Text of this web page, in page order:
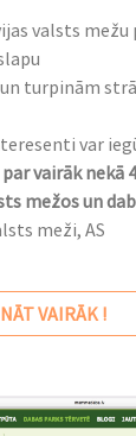
valsts
un turpinām
var
vairāk nekā
mežos un
meži, AS
VAIRĀK !